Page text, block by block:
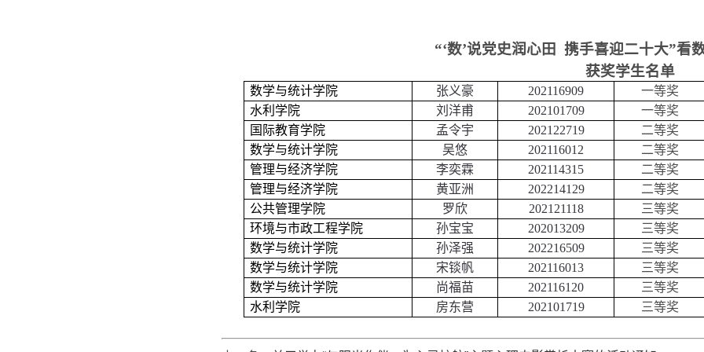
“‘数’说党史润心田 携手喜迎二十大”看
获奖学生名单
数学与统计学院 张义豪 202116909
一等奖
水利学院
刘洋甫 202101709
一等奖
国际教育学院
孟令宇 202122719
二等奖
数学与统计学院
吴悠 202116012
二等奖
管理与经济学院
李奕霖 202114315
二等奖
管理与经济学院
黄亚洲 202214129
二等奖
公共管理学院
罗欣 202121118
三等奖
环境与市政工程学院
孙宝宝 202013209
三等奖
数学与统计学院
孙泽强 202216509
三等奖
数学与统计学院
宋锬帆 202116013
三等奖
数学与统计学院
尚福苗 202116120
三等奖
水利学院
房东营 202101719 三等奖